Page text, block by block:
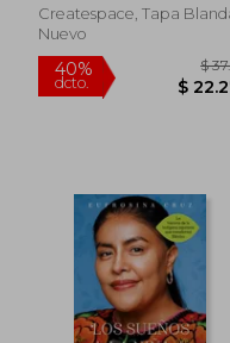
Createspace, Tapa
Nuevo